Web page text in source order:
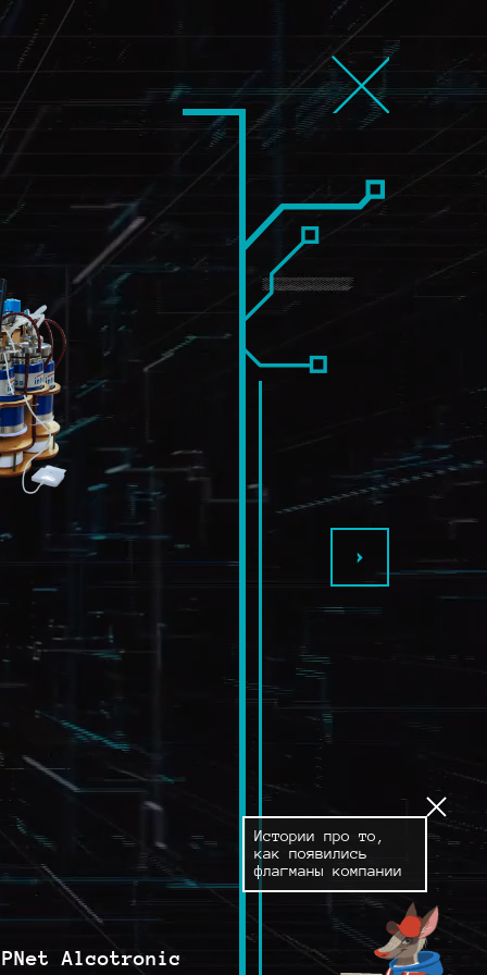
Alcotronic
Alcotronic
Истории про то,
как появились
флагманы компании